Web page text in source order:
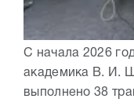
С начала 2026
академика В. И.
выполнено 38